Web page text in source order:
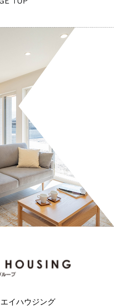
イハウジング